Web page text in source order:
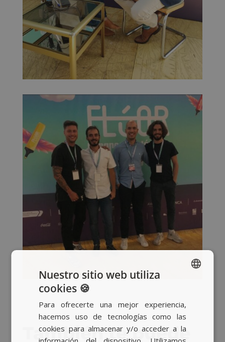
También te puede
BASQUE
ENGLISH
Nuestro sitio web utiliza
cookies 🍪
Para ofrecerte una mejor experiencia,
hacemos uso de tecnologías como las
cookies para almacenar y/o acceder a la